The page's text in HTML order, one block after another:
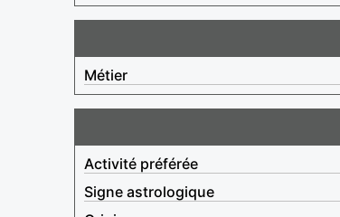
Métier
Activité préférée
Signe astrologique